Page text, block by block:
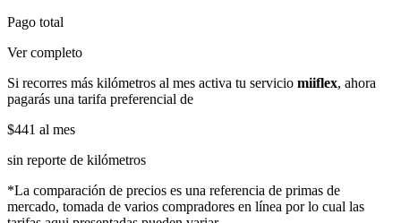
Pago total
Ver completo
Si recorres más kilómetros al mes activa tu servicio miiflex, ahora
pagarás una tarifa preferencial de
$441 al mes
sin reporte de kilómetros
*La comparación de precios es una referencia de primas de
mercado, tomada de varios compradores en línea por lo cual las